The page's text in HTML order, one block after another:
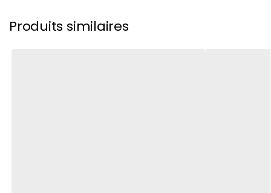
Produits similaires